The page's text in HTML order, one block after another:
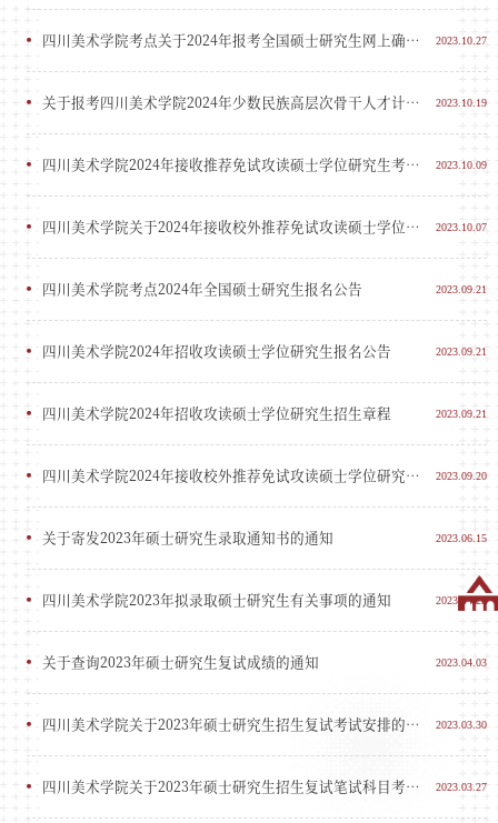
四川美术学院考点关于2024年报考全国硕士研究生网上确认的通知 2023.10.27
关于报考四川美术学院2024年少数民族高层次骨干人才计划硕士研究生的公告 2023.10.19
四川美术学院2024年接收推荐免试攻读硕士学位研究生考生复试成绩及拟录取结果 2023.10.09
四川美术学院关于2024年接收校外推荐免试攻读硕士学位研究生复试安排的通知 2023.10.07
四川美术学院考点2024年全国硕士研究生报名公告 2023.09.21
四川美术学院2024年招收攻读硕士学位研究生报名公告 2023.09.21
四川美术学院2024年招收攻读硕士学位研究生招生章程 2023.09.21
四川美术学院2024年接收校外推荐免试攻读硕士学位研究生办法 2023.09.20
关于寄发2023年硕士研究生录取通知书的通知 2023.06.15
四川美术学院2023年拟录取硕士研究生有关事项的通知 2023.04.23
关于查询2023年硕士研究生复试成绩的通知 2023.04.03
四川美术学院关于2023年硕士研究生招生复试考试安排的通知 2023.03.30
四川美术学院关于2023年硕士研究生招生复试笔试科目考试用具及答题规范的通知 2023.03.27